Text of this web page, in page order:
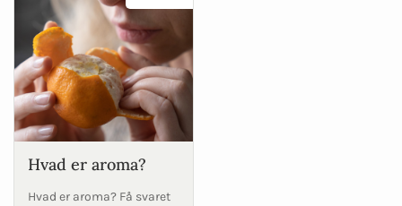
Hvad er aroma?
Hvad er aroma? Få svaret